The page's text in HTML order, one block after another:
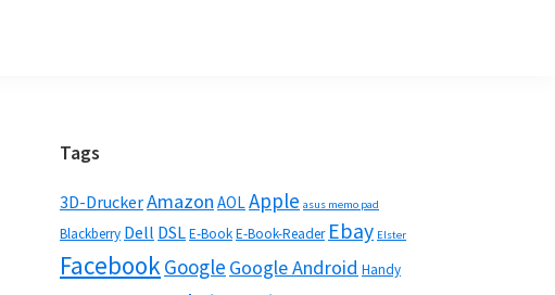
Seitenspalte
Tags
3D-DruckerAmazon AOLApple asus memo pad
Blackberry Dell DSLE-BookE-Book-Reader Ebay Elster
FacebookGoogle Google Android Handy